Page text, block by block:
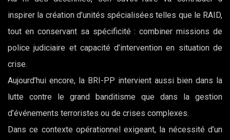
inspirer la création d’unités spécialisées telles que le RAID,
tout en conservant sa spécificité : combiner missions de
police judiciaire et capacité d’intervention en situation de
crise.
Aujourd’hui encore, la BRI-PP intervient aussi bien dans la
lutte contre le grand banditisme que dans la gestion
d’événements terroristes ou de crises complexes.
Dans ce contexte opérationnel exigeant, la nécessité d’un